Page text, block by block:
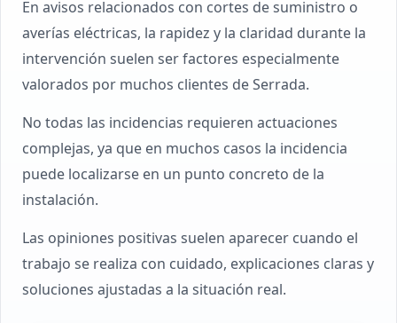
En avisos relacionados con cortes de suministro o
averías eléctricas, la rapidez y la claridad durante la
intervención suelen ser factores especialmente
valorados por muchos clientes de Serrada.
No todas las incidencias requieren actuaciones
complejas, ya que en muchos casos la incidencia
puede localizarse en un punto concreto de la
instalación.
Las opiniones positivas suelen aparecer cuando el
trabajo se realiza con cuidado, explicaciones claras y
soluciones ajustadas a la situación real.